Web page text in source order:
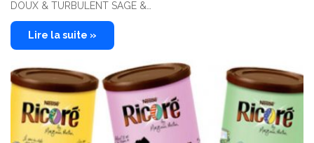
DOUX & TURBULENT SAGE &…
Lire la suite »